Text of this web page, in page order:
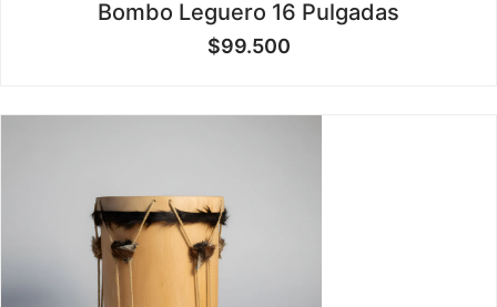
en
0
de
Bombo Leguero 16 Pulgadas
$99.500